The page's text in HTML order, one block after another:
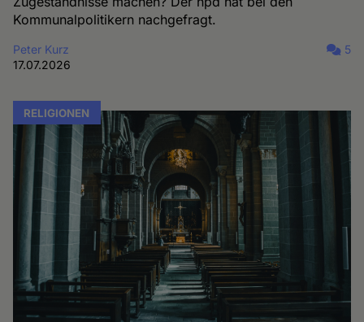
Kommunalpolitikern nachgefragt.
Peter Kurz
17.07.2026
5
RELIGIONEN